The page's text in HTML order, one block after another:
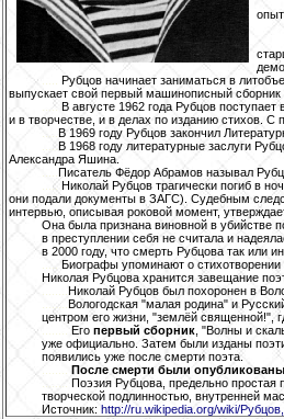
Рубцов начинает заниматься в
выпускает свой первый машинописный сборник
..... В августе 1962 года Рубцов
и в творчестве, и в делах по изданию стихов. С
В 1969 году Рубцов закончил
В 1968 году литературные заслуги
Александра Яшина.
Писатель Фёдор Абрамов называл
..... Николай Рубцов трагически погиб в
они подали документы в ЗАГС). Судебным
интервью, описывая роковой момент,
Она была признана виновной в убийстве
в преступлении себя не считала и
в 2000 году, что смерть Рубцова так или
Биографы упоминают о
Николая Рубцова хранится завещание
Николай Рубцов был похоронен в
........ Вологодская "малая родина" и
центром его жизни, "землёй священной!",
Его первый сборник , "Волны и
уже официально. Затем были изданы
появились уже после смерти поэта.
После смерти были
Поэзия Рубцова, предельно простая
творческой подлинностью, внутренней
Источник: http://ru.wikipedia.org/wiki/